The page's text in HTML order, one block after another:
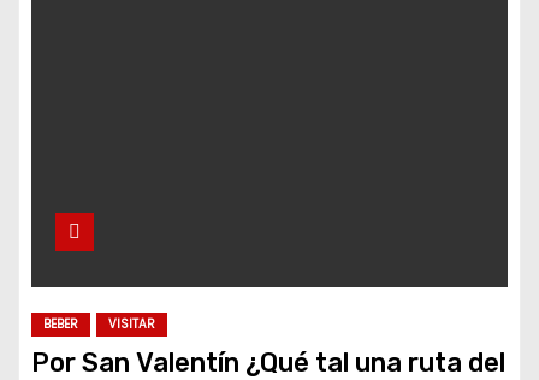
BEBER VISITAR
Por San Valentín ¿Qué tal una ruta del